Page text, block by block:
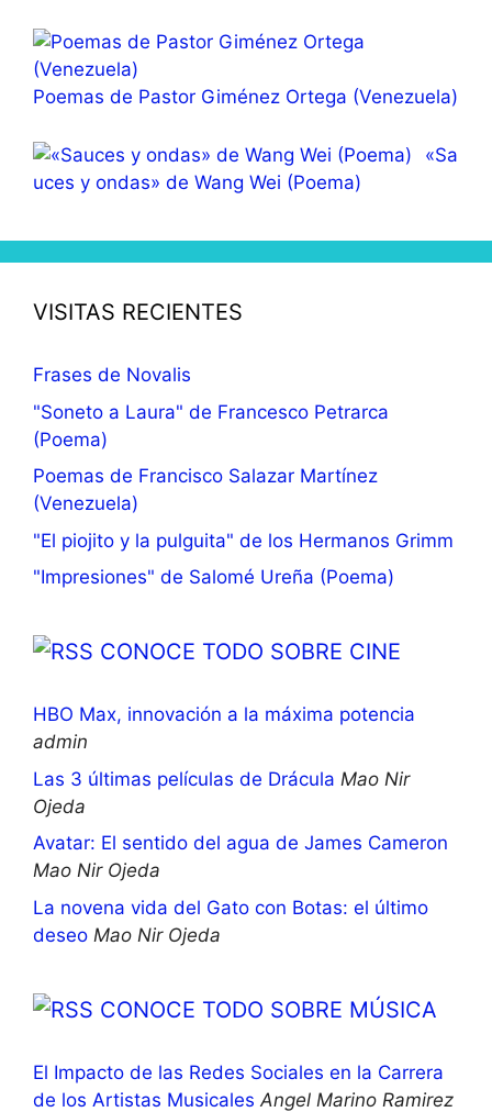
Poemas de Pastor Giménez Ortega (Venezuela)
«Sa
uces y ondas» de Wang Wei (Poema)
VISITAS RECIENTES
Frases de Novalis
"Soneto a Laura" de Francesco Petrarca
(Poema)
Poemas de Francisco Salazar Martínez
(Venezuela)
"El piojito y la pulguita" de los Hermanos Grimm
"Impresiones" de Salomé Ureña (Poema)
CONOCE TODO SOBRE CINE
HBO Max, innovación a la máxima potencia
admin
Las 3 últimas películas de Drácula Mao Nir
Ojeda
Avatar: El sentido del agua de James Cameron
Mao Nir Ojeda
La novena vida del Gato con Botas: el último
deseo Mao Nir Ojeda
CONOCE TODO SOBRE MÚSICA
El Impacto de las Redes Sociales en la Carrera
de los Artistas Musicales Angel Marino Ramirez